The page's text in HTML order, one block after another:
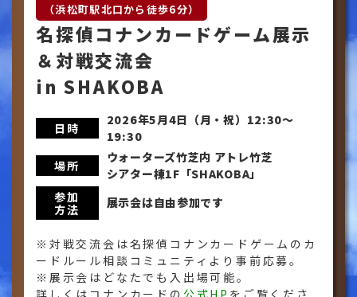
（浜松町駅北口から徒歩6分）
名探偵コナンカードゲーム展示
＆対戦交流会
in SHAKOBA
日時
2026年5月4日（月・祝）12:30～
19:30
場所
ウォーターズ竹芝内 アトレ竹芝
シアター棟1F「SHAKOBA」
参加
方法
展示会は自由参加です
※対戦交流会は名探偵コナンカードゲームのカ
ードルール相談コミュニティより事前応募。
※展示会はどなたでも入出場可能。
詳しくはコナンカードの 公式HP をご覧くださ